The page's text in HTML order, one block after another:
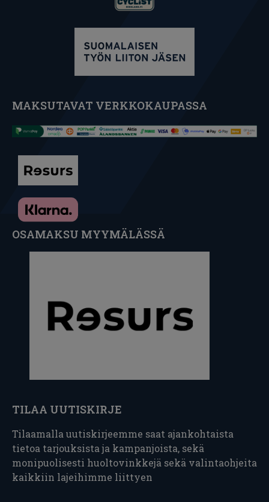
MAKSUTAVAT VERKKOKAUPASSA
OSAMAKSU MYYMÄLÄSSÄ
TILAA UUTISKIRJE
Tilaamalla uutiskirjeemme saat ajankohtaista
tietoa tarjouksista ja kampanjoista, sekä
monipuolisesti huoltovinkkejä sekä valintaohjeita
kaikkiin lajeihimme liittyen